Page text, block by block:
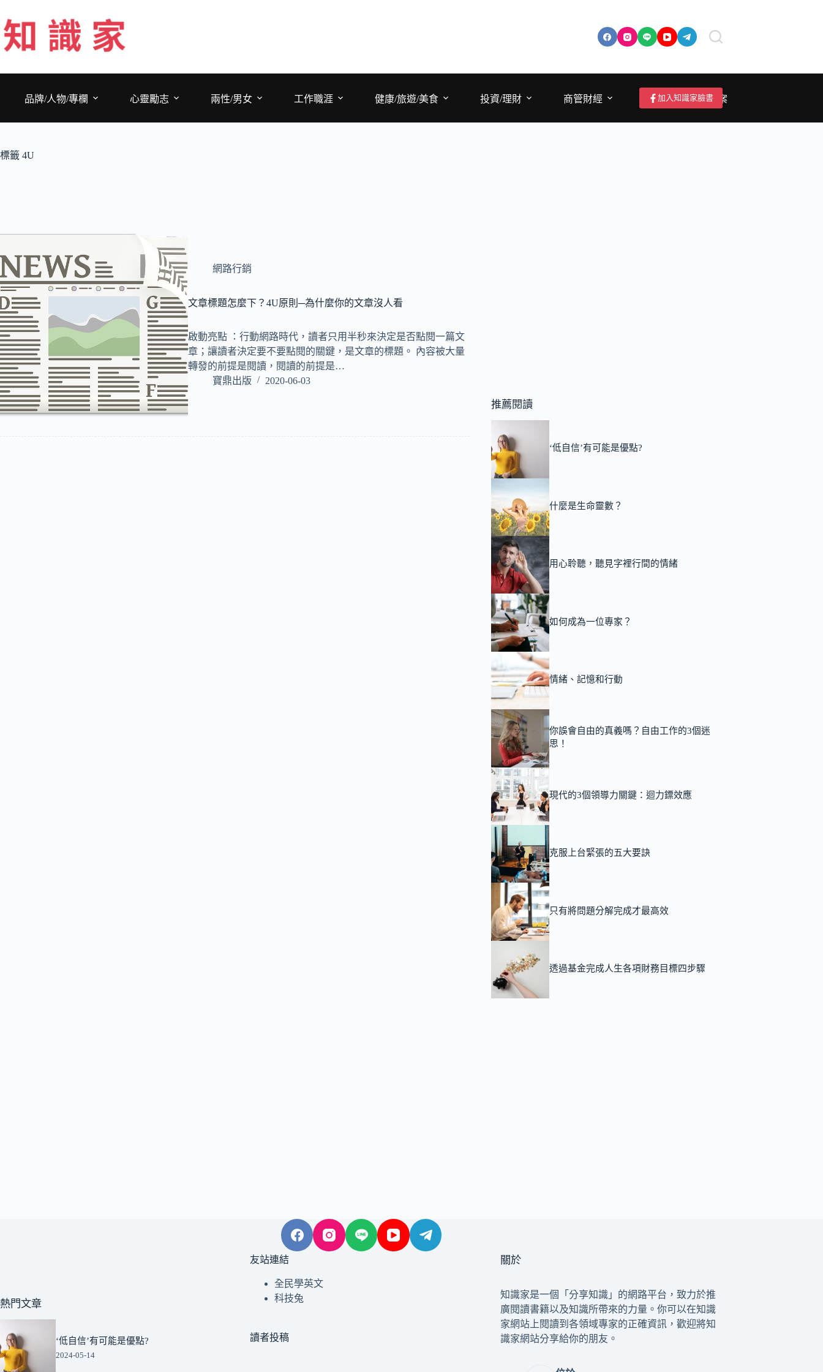
至
主
要
品牌/人物/專欄
心靈勵志 兩性/男女 工作職涯 健康/旅遊/美食 投資/理財 商管財經 成為作者/投稿/提案
加入知識家臉書
標籤 4U
網路行銷
文章標題怎麼下？4U原則─為什麼你的文章沒人看
啟動亮點 ：行動網路時代，讀者只用半秒來決定是否點閱一篇文
章；讓讀者決定要不要點閱的關鍵，是文章的標題。 內容被大量
轉發的前提是閱讀，閱讀的前提是…
寶鼎出版
2020-06-03
推薦閱讀
‘低自信’有可能是優點?
什麼是生命靈數？
用心聆聽，聽見字裡行間的情緒
如何成為一位專家？
情緒、記憶和行動
你誤會自由的真義嗎？自由工作的3個迷
思！
現代的3個領導力關鍵：迴力鏢效應
克服上台緊張的五大要訣
只有將問題分解完成才最高效
透過基金完成人生各項財務目標四步驟
熱門文章
‘低自信’有可能是優點?
2024-05-14
友站連結
全民學英文
科技兔
讀者投稿
關於
知識家是一個「分享知識」的網路平台，致力於推
廣閱讀書籍以及知識所帶來的力量。你可以在知識
家網站上閱讀到各領域專家的正確資訊，歡迎將知
識家網站分享給你的朋友。